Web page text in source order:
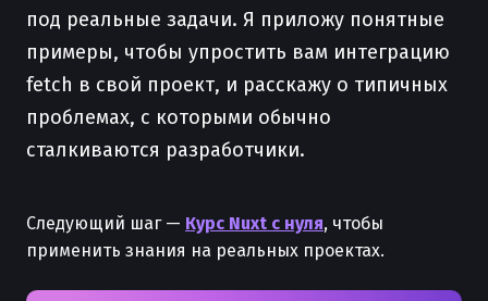
под реальные задачи. Я приложу понятные
примеры, чтобы упростить вам интеграцию
fetch в свой проект, и расскажу о типичных
проблемах, с которыми обычно
сталкиваются разработчики.
Следующий шаг — Курс Nuxt с нуля, чтобы
применить знания на реальных проектах.